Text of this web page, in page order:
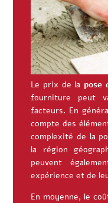
Le prix de la pose
fourniture peut
facteurs. En
compte des
complexité de la
la région
peuvent
expérience et de
En moyenne, le